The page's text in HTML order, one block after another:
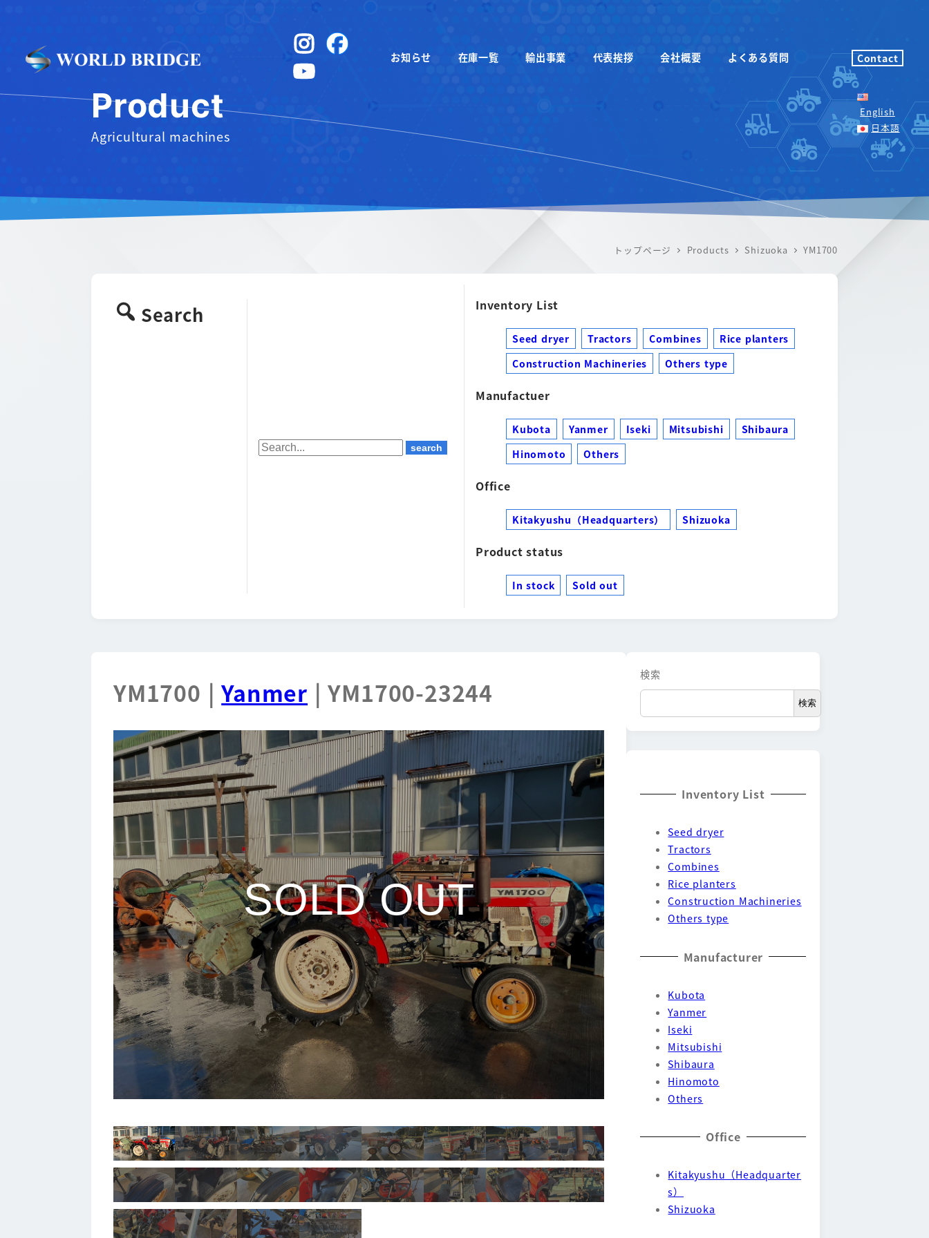
instagramFacebook
YouTube
English
日本語
Contact
お知らせ 在庫一覧 輸出事業 代表挨拶 会社概要 よくある質問
Product
Agricultural machines
トップページ Products Shizuoka YM1700
Search Inventory List
Seed dryer Tractors Combines
Rice planters
Construction Machineries
Others type
Manufactuer
Kubota Yanmer Iseki Mitsubishi
Shibaura
Hinomoto
Others
Office
Kitakyushu（Headquarters） Shizuoka
Product status
In stock Sold out
YM1700 |Yanmer | YM1700-23244
SOLD OUT
検索
検索
Inventory List
Seed dryer
Tractors
Combines
Rice planters
Construction Machineries
Others type
Manufacturer
Kubota
Yanmer
Iseki
Mitsubishi
Shibaura
Hinomoto
Others
Office
Kitakyushu（Headquarter
s）
Shizuoka